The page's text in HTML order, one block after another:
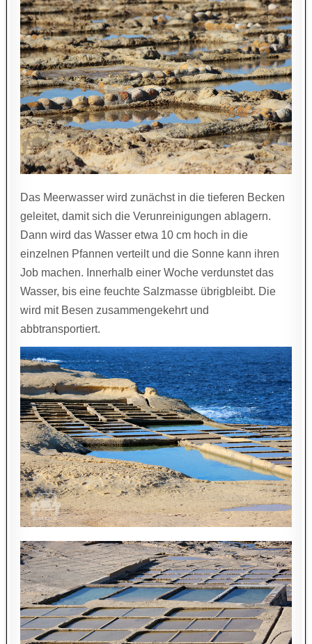
Das Meerwasser wird zunächst in die tieferen Becken
geleitet, damit sich die Verunreinigungen ablagern.
Dann wird das Wasser etwa 10 cm hoch in die
einzelnen Pfannen verteilt und die Sonne kann ihren
Job machen. Innerhalb einer Woche verdunstet das
Wasser, bis eine feuchte Salzmasse übrigbleibt. Die
wird mit Besen zusammengekehrt und
abbtransportiert.